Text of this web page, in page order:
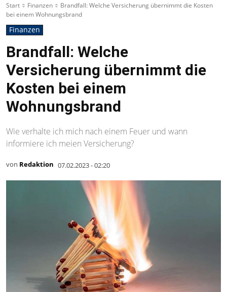
Start Finanzen
Brandfall: Welche Versicherung übernimmt die Kosten
bei einem Wohnungsbrand
Finanzen
Brandfall: Welche
Versicherung übernimmt die
Kosten bei einem
Wohnungsbrand
Wie verhalte ich mich nach einem Feuer und wann
informiere ich meien Versicherung?
von Redaktion 07.02.2023 - 02:20